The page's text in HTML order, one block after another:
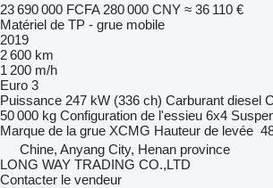
23 690 000 FCFA 280 000 CNY ≈ 36 110 €
Matériel de TP - grue mobile
2019
2 600 km
1 200 m/h
Euro 3
Puissance 247 kW (336 ch) Carburant diesel
50 000 kg Configuration de l'essieu 6x4
Marque de la grue XCMG Hauteur de levée
Chine, Anyang City, Henan province
LONG WAY TRADING CO.,LTD
Contacter le vendeur